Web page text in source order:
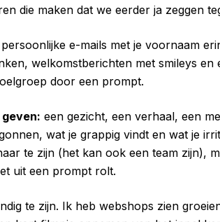
die maken dat we eerder ja zeggen
persoonlijke e-mails met je voornaam
welkomstberichten met smileys
door een prompt.
een gezicht, een verhaal, een
wat je grappig vindt en wat je
te zijn (het kan ook een team zijn),
uit een prompt rolt.
te zijn. Ik heb webshops zien